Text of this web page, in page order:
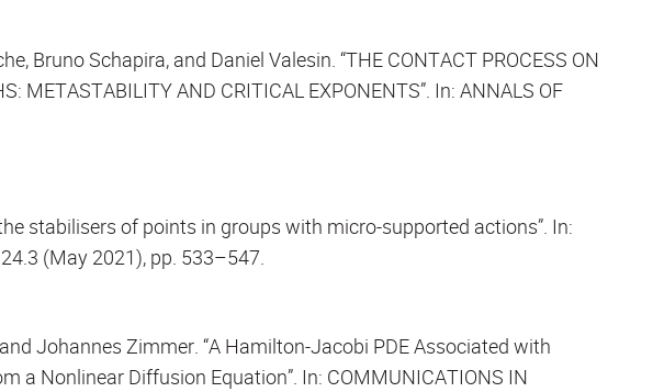
Bruno Schapira, and Daniel Valesin. “THE CONTACT PROCESS ON
METASTABILITY AND CRITICAL EXPONENTS”. In: ANNALS OF
stabilisers of points in groups with micro-supported actions”. In:
24.3 (May 2021), pp. 533–547.
Johannes Zimmer. “A Hamilton-Jacobi PDE Associated with
a Nonlinear Diffusion Equation”. In: COMMUNICATIONS IN